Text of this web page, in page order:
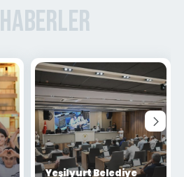
Haberler
Yeşilyurt Belediye